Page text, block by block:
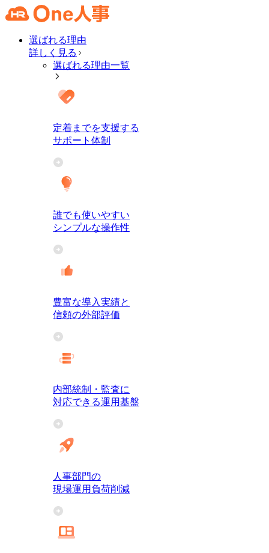
選ばれる理由
詳しく見る
選ばれる理由一覧
定着までを支援する
サポート体制
誰でも使いやすい
シンプルな操作性
豊富な導入実績と
信頼の外部評価
内部統制・監査に
対応できる運用基盤
人事部門の
現場運用負荷削減